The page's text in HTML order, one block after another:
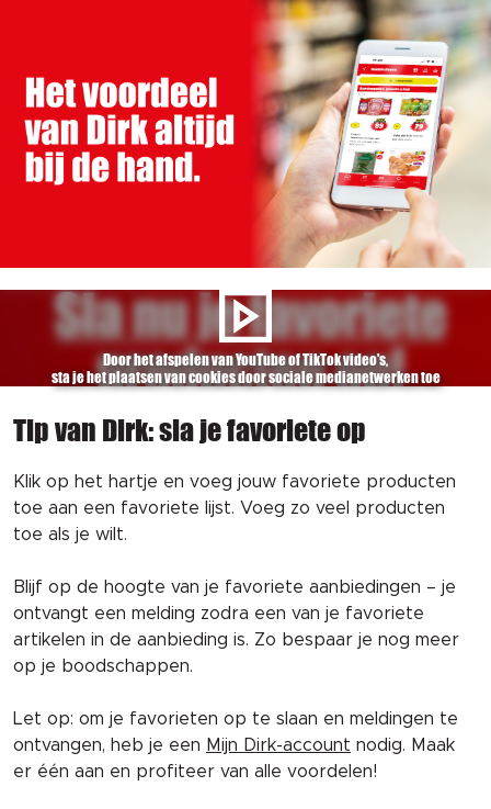
Door het afspelen van YouTube of TikTok video's,
sta je het plaatsen van cookies door sociale medianetwerken toe
Tip van Dirk: sla je favoriete op
Klik op het hartje en voeg jouw favoriete producten
toe aan een favoriete lijst. Voeg zo veel producten
toe als je wilt.
Blijf op de hoogte van je favoriete aanbiedingen – je
ontvangt een melding zodra een van je favoriete
artikelen in de aanbieding is. Zo bespaar je nog meer
op je boodschappen.
Let op: om je favorieten op te slaan en meldingen te
ontvangen, heb je een Mijn Dirk-account nodig. Maak
er één aan en profiteer van alle voordelen!